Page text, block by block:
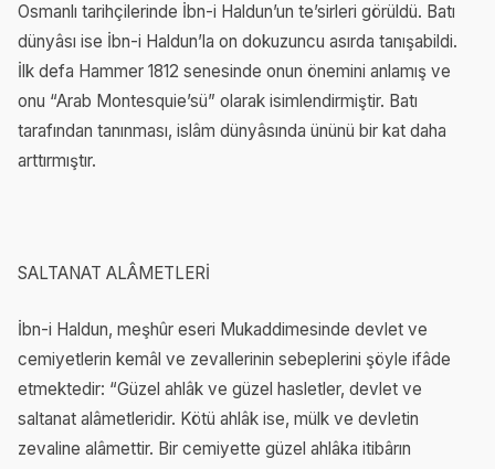
Osmanlı tarihçilerinde İbn-i Haldun’un te’sirleri görüldü. Batı
dünyâsı ise İbn-i Haldun’la on dokuzuncu asırda tanışabildi.
İlk defa Hammer 1812 senesinde onun önemini anlamış ve
onu “Arab Montesquie’sü” olarak isimlendirmiştir. Batı
tarafından tanınması, islâm dünyâsında ününü bir kat daha
arttırmıştır.
SALTANAT ALÂMETLERİ
İbn-i Haldun, meşhûr eseri Mukaddimesinde devlet ve
cemiyetlerin kemâl ve zevallerinin sebeplerini şöyle ifâde
etmektedir: “Güzel ahlâk ve güzel hasletler, devlet ve
saltanat alâmetleridir. Kötü ahlâk ise, mülk ve devletin
zevaline alâmettir. Bir cemiyette güzel ahlâka itibârın